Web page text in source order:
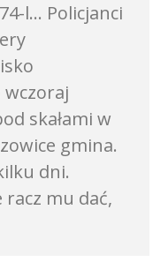
l… Policjanci
wczoraj
skałami w
gmina.
dni.
racz mu dać,